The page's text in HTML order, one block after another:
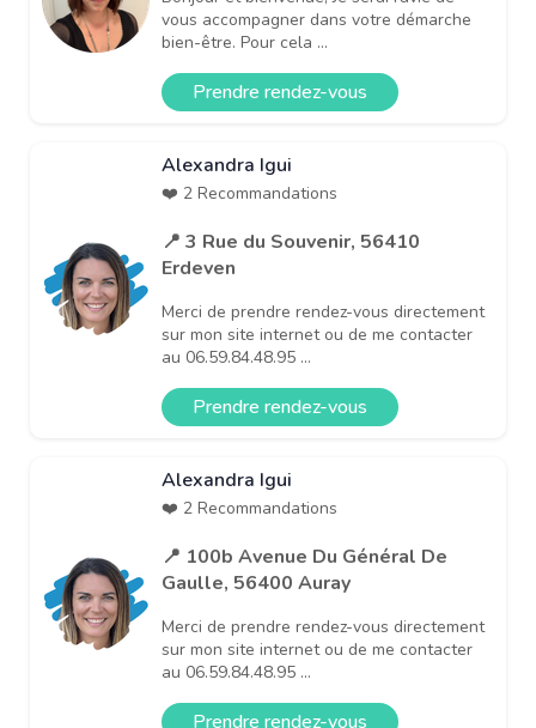
vous accompagner dans votre démarche
bien-être. Pour cela ...
Prendre rendez-vous
Alexandra Igui
❤️ 2 Recommandations
📍 3 Rue du Souvenir, 56410
Erdeven
Merci de prendre rendez-vous directement
sur mon site internet ou de me contacter
au 06.59.84.48.95 ...
Prendre rendez-vous
Alexandra Igui
❤️ 2 Recommandations
📍 100b Avenue Du Général De
Gaulle, 56400 Auray
Merci de prendre rendez-vous directement
sur mon site internet ou de me contacter
au 06.59.84.48.95 ...
Prendre rendez-vous